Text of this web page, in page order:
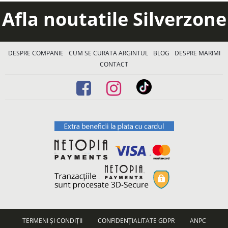
Afla noutatile Silverzone
DESPRE COMPANIE CUM SE CURATA ARGINTUL BLOG
DESPRE MARIMI
CONTACT
TERMENI ȘI CONDIȚII CONFIDENȚIALITATE GDPR
ANPC